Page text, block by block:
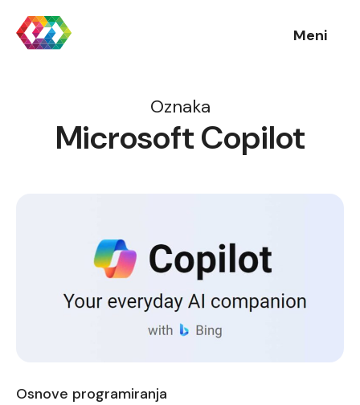
Meni
Oznaka
Microsoft Copilot
Osnove programiranja